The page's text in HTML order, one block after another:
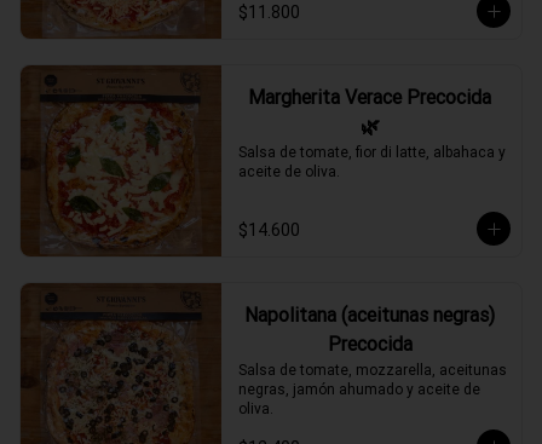
$11.800
Margherita Verace Precocida
🌿
Salsa de tomate, fior di latte, albahaca y
aceite de oliva.
$14.600
Napolitana (aceitunas negras)
Precocida
Salsa de tomate, mozzarella, aceitunas
negras, jamón ahumado y aceite de
oliva.